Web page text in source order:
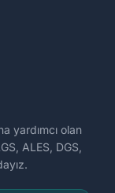
yardımcı olan
ALES, DGS,